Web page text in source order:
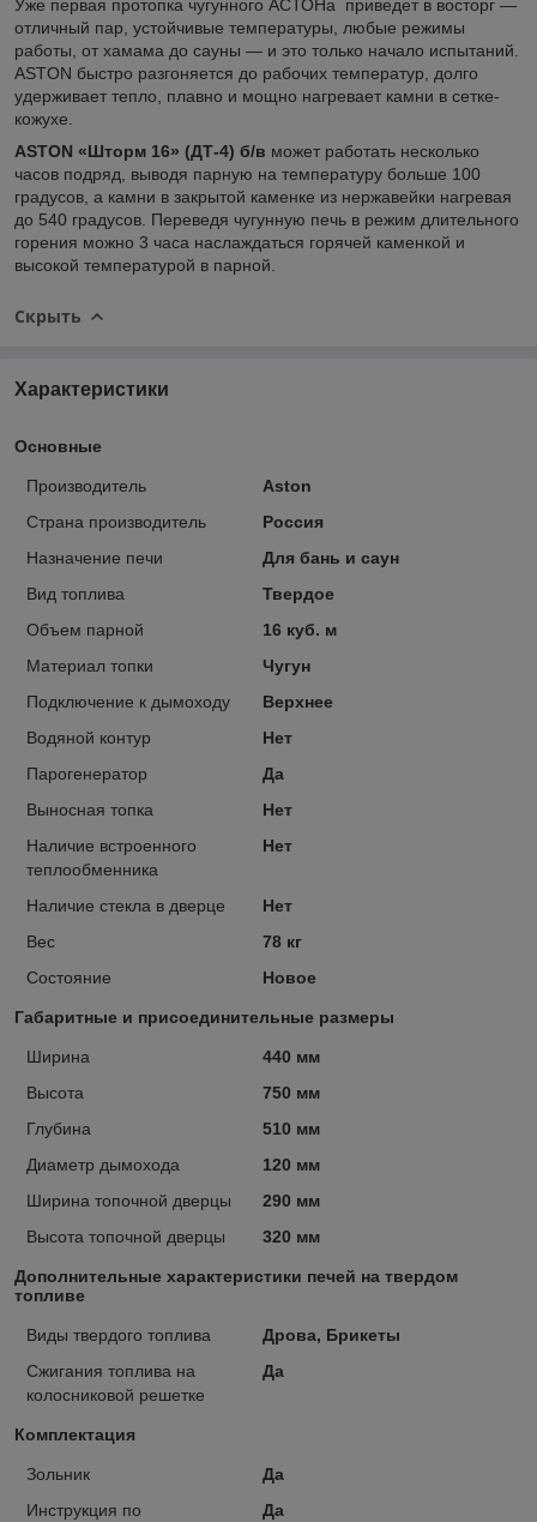
Уже первая протопка чугунного АСТОНа приведет в восторг —
отличный пар, устойчивые температуры, любые режимы
работы, от хамама до сауны — и это только начало испытаний.
ASTON быстро разгоняется до рабочих температур, долго
удерживает тепло, плавно и мощно нагревает камни в сетке-
кожухе.
ASTON «Шторм 16» (ДТ-4) б/в может работать несколько
часов подряд, выводя парную на температуру больше 100
градусов, а камни в закрытой каменке из нержавейки нагревая
до 540 градусов. Переведя чугунную печь в режим длительного
горения можно 3 часа наслаждаться горячей каменкой и
высокой температурой в парной.
Скрыть
Характеристики
Основные
Производитель
Aston
Страна производитель
Россия
Назначение печи
Для бань и саун
Вид топлива
Твердое
Объем парной
16 куб. м
Материал топки
Чугун
Подключение к дымоходу
Верхнее
Водяной контур
Нет
Парогенератор
Да
Выносная топка
Нет
Наличие встроенного
теплообменника
Нет
Наличие стекла в дверце
Нет
Вес
78 кг
Состояние
Новое
Габаритные и присоединительные размеры
Ширина
440 мм
Высота
750 мм
Глубина
510 мм
Диаметр дымохода
120 мм
Ширина топочной дверцы
290 мм
Высота топочной дверцы
320 мм
Дополнительные характеристики печей на твердом
топливе
Виды твердого топлива
Дрова, Брикеты
Сжигания топлива на
колосниковой решетке
Да
Комплектация
Зольник
Да
Инструкция по
Да